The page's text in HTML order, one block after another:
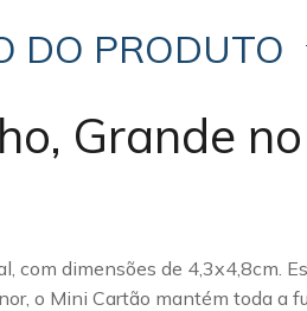
DO PRODUTO
Grande
dimensões de 4,3x4,8cm.
o Mini Cartão mantém toda a